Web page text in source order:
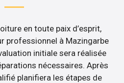
en toute paix d’esprit,
professionnel à Mazingarbe
initiale sera réalisée
nécessaires. Après
planifiera les étapes de